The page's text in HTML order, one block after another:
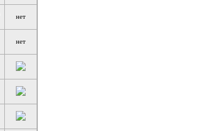
нет
нет